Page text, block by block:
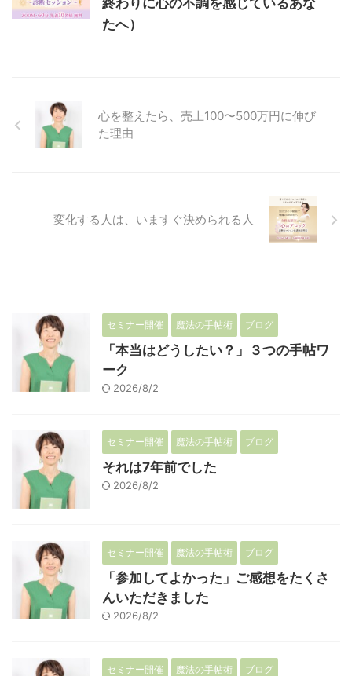
終わりに心の不調を感じているあな
たへ）
心を整えたら、売上100〜500万円に伸び
た理由
変化する人は、いますぐ決められる人
セミナー開催 魔法の手帖術 ブログ
「本当はどうしたい？」３つの手帖ワ
ーク
2026/8/2
セミナー開催 魔法の手帖術 ブログ
それは7年前でした
2026/8/2
セミナー開催 魔法の手帖術 ブログ
「参加してよかった」ご感想をたくさ
んいただきました
2026/8/2
セミナー開催 魔法の手帖術 ブログ